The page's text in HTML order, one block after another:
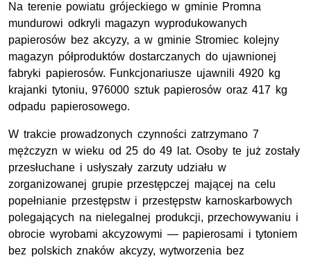
Na terenie powiatu grójeckiego w gminie Promna
mundurowi odkryli magazyn wyprodukowanych
papierosów bez akcyzy, a w gminie Stromiec kolejny
magazyn półproduktów dostarczanych do ujawnionej
fabryki papierosów. Funkcjonariusze ujawnili 4920 kg
krajanki tytoniu, 976000 sztuk papierosów oraz 417 kg
odpadu papierosowego.
W trakcie prowadzonych czynności zatrzymano 7
mężczyzn w wieku od 25 do 49 lat. Osoby te już zostały
przesłuchane i usłyszały zarzuty udziału w
zorganizowanej grupie przestępczej mającej na celu
popełnianie przestępstw i przestępstw karnoskarbowych
polegających na nielegalnej produkcji, przechowywaniu i
obrocie wyrobami akcyzowymi — papierosami i tytoniem
bez polskich znaków akcyzy, wytworzenia bez